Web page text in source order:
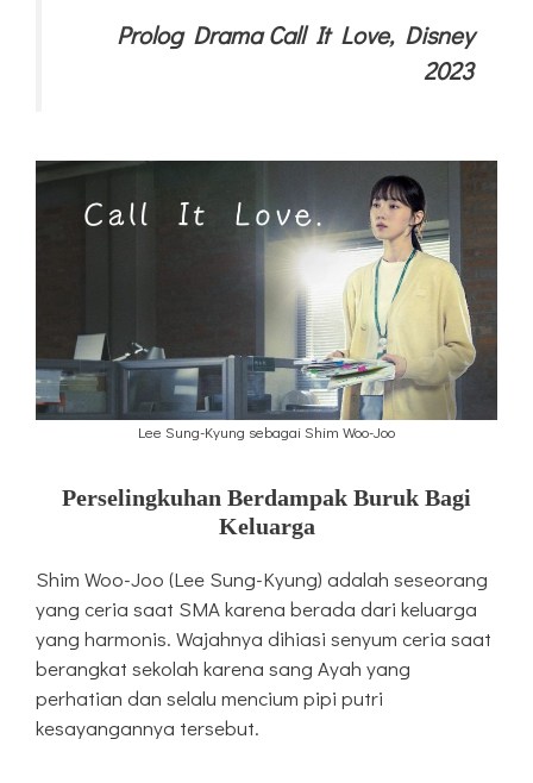
Prolog Drama Call It Love, Disney
2023
Lee Sung-Kyung sebagai Shim Woo-Joo
Perselingkuhan Berdampak Buruk Bagi
Keluarga
Shim Woo-Joo (Lee Sung-Kyung) adalah seseorang
yang ceria saat SMA karena berada dari keluarga
yang harmonis. Wajahnya dihiasi senyum ceria saat
berangkat sekolah karena sang Ayah yang
perhatian dan selalu mencium pipi putri
kesayangannya tersebut.